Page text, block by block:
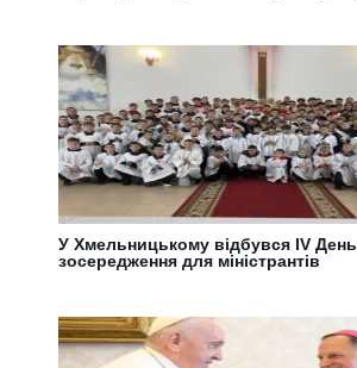
У Хмельницькому відбувся IV День
зосередження для міністрантів